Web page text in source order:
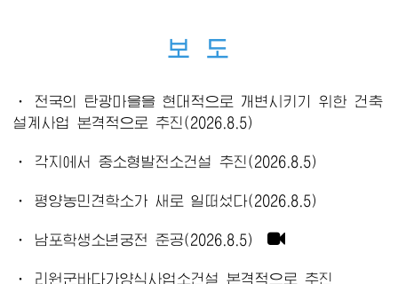
보 도
· 전국의 탄광마을을 현대적으로 개변시키기 위한 건축
설계사업 본격적으로 추진(2026.8.5)
· 각지에서 중소형발전소건설 추진(2026.8.5)
· 평양농민견학소가 새로 일떠섰다(2026.8.5)
· 남포학생소년궁전 준공(2026.8.5)
· 리원군바다가양식사업소건설 본격적으로 추진